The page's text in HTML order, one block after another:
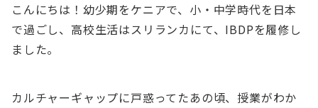
こんにちは！幼少期をケニアで、小・中学時代を日本
で過ごし、高校生活はスリランカにて、IBDPを履修し
ました。
カルチャーギャップに戸惑ってたあの頃、授業がわか